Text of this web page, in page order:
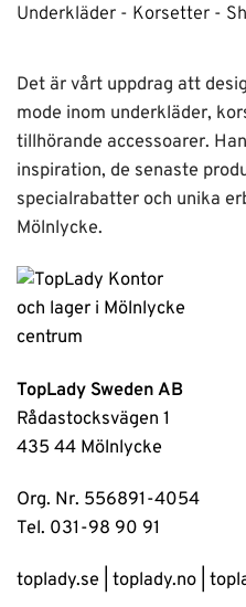
Underkläder - Korsetter -
Det är vårt uppdrag att
mode inom underkläder,
tillhörande accessoarer.
inspiration, de senaste
specialrabatter och unika
Mölnlycke.
TopLady Sweden AB
Rådastocksvägen 1
435 44 Mölnlycke
Org. Nr. 556891-4054
Tel. 031-98 90 91
toplady.se toplady.no